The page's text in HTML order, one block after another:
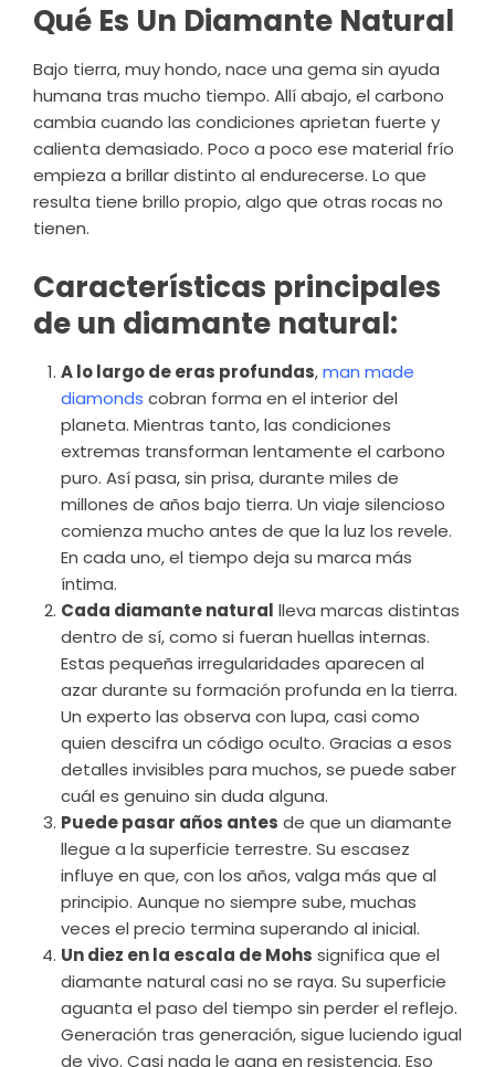
Qué Es Un Diamante Natural
Bajo tierra, muy hondo, nace una gema sin ayuda
humana tras mucho tiempo. Allí abajo, el carbono
cambia cuando las condiciones aprietan fuerte y
calienta demasiado. Poco a poco ese material frío
empieza a brillar distinto al endurecerse. Lo que
resulta tiene brillo propio, algo que otras rocas no
tienen.
Características principales
de un diamante natural:
A lo largo de eras profundas,man made
diamonds cobran forma en el interior del
planeta. Mientras tanto, las condiciones
extremas transforman lentamente el carbono
puro. Así pasa, sin prisa, durante miles de
millones de años bajo tierra. Un viaje silencioso
comienza mucho antes de que la luz los revele.
En cada uno, el tiempo deja su marca más
íntima.
Cada diamante natural lleva marcas distintas
dentro de sí, como si fueran huellas internas.
Estas pequeñas irregularidades aparecen al
azar durante su formación profunda en la tierra.
Un experto las observa con lupa, casi como
quien descifra un código oculto. Gracias a esos
detalles invisibles para muchos, se puede saber
cuál es genuino sin duda alguna.
Puede pasar años antes de que un diamante
llegue a la superficie terrestre. Su escasez
influye en que, con los años, valga más que al
principio. Aunque no siempre sube, muchas
veces el precio termina superando al inicial.
Un diez en la escala de Mohs significa que el
diamante natural casi no se raya. Su superficie
aguanta el paso del tiempo sin perder el reflejo.
Generación tras generación, sigue luciendo igual
de vivo. Casi nada le gana en resistencia. Eso